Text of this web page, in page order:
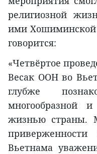
религиозной
ими Хошиминской
говорится:
«Четвёртое
Весак ООН во
глубже
многообразной
жизнью страны.
Вьетнама